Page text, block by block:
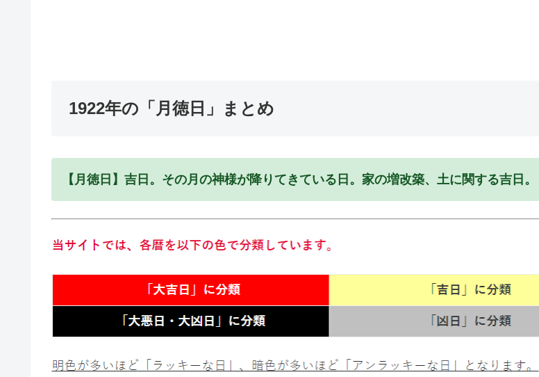
1922年の「月徳日」まとめ
【月徳日】吉日。その月の神様が降りてきている日。家の増改築、土に関する吉日。